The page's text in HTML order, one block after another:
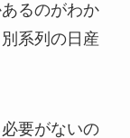
るのがわか
系列の日産
要がないの